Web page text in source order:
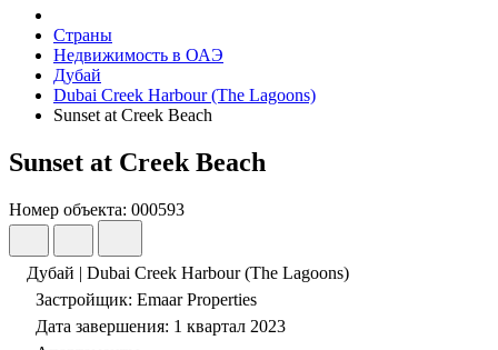
Страны
Недвижимость в ОАЭ
Дубай
Dubai Creek Harbour (The Lagoons)
Sunset at Creek Beach
Sunset at Creek Beach
Номер объекта: 000593
Дубай | Dubai Creek Harbour (The Lagoons)
Застройщик: Emaar Properties
Дата завершения: 1 квартал 2023